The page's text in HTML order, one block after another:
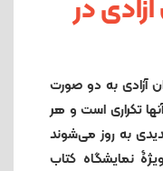
در
آزادی به دو صورت
تکراری است و هر
به روز می‌شوند
نمایشگاه کتاب